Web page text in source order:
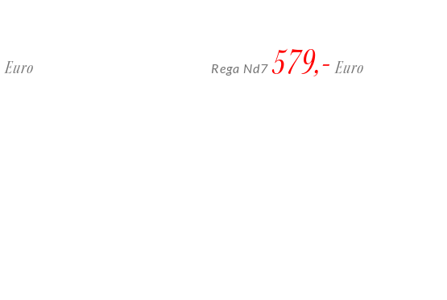
Euro Rega Nd7 579,- Euro